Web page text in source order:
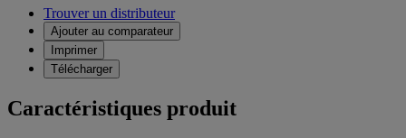
Trouver un distributeur
Ajouter au comparateur
Imprimer
Télécharger
Caractéristiques produit